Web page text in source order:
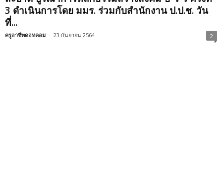
3 ดำเนินการโดย มมร. ร่วมกับสำนักงาน ป.ป.ช. วัน
ที่...
ครูอาชีพดอทคอม - 23 กันยายน 2564 2